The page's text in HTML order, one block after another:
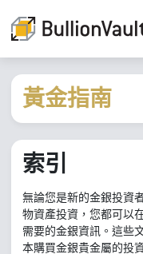
黃金指南
索引
無論您是新的金銀投資
物資產投資，您都可以
需要的金銀資訊。這些
本購買金銀貴金屬的投